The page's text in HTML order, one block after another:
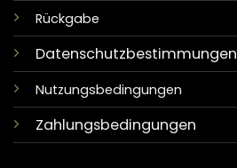
Rückgabe
Datenschutzbestimmungen
Nutzungsbedingungen
Zahlungsbedingungen